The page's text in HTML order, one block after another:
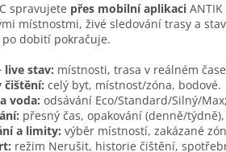
spravujete přes mobilní aplikaci
místnostmi, živé sledování trasy a
dobití pokračuje.
live stav: místnosti, trasa v reálném
čištění: celý byt, místnost/zóna, bodové.
voda: odsávání Eco/Standard/Silný/
přesný čas, opakování (denně/
a limity: výběr místností, zakázané
režim Nerušit, historie čištění,